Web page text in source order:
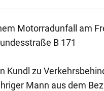
Motorradunfall am
B 171
Kundl zu
Mann aus dem